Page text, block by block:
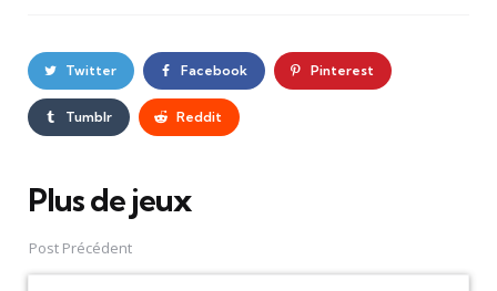
Twitter Facebook Pinterest
Tumblr Reddit
Plus de jeux
Post
navigation
Post Précédent